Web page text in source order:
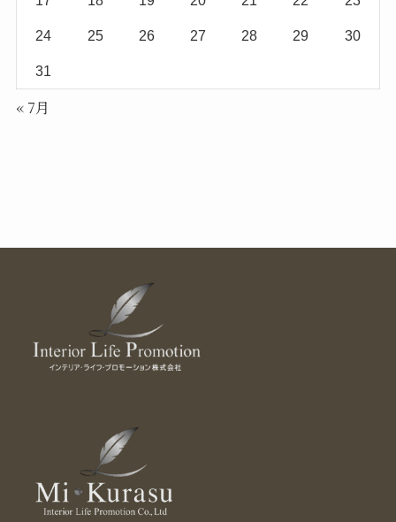
24 25 26 27 28 29 30
31
« 7月